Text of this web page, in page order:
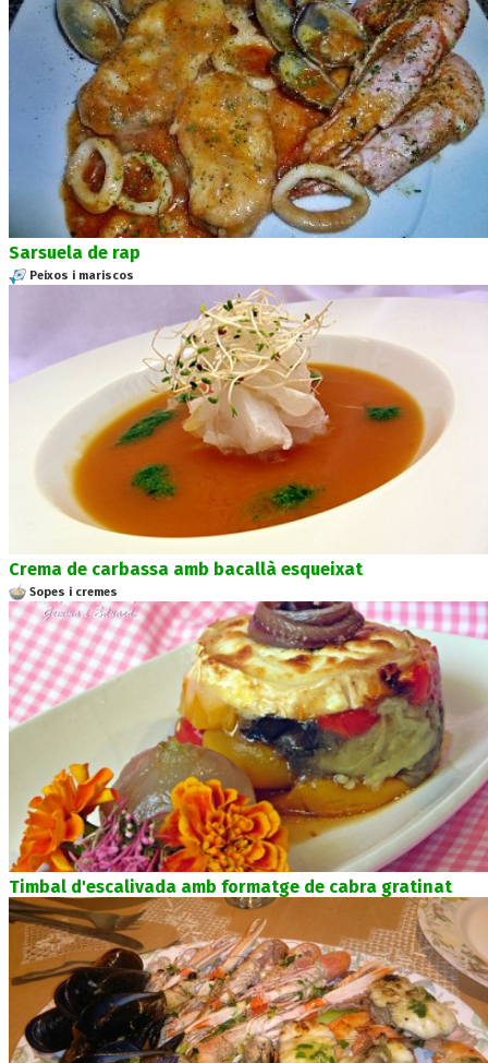
Sarsuela de rap
Peixos i mariscos
Crema de carbassa amb bacallà esqueixat
Sopes i cremes
Timbal d'escalivada amb formatge de cabra gratinat